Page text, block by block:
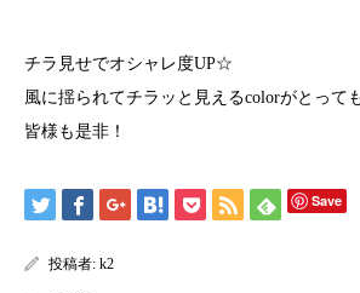
チラ見せでオシャレ度UP☆
風に揺られてチラッと見えるcolorがとって
皆様も是非！
Save
投稿者: k2